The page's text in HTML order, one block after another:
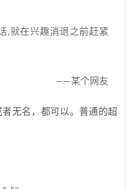
,就在兴趣消退之前赶紧
——某个网友
无名，都可以。普通的超